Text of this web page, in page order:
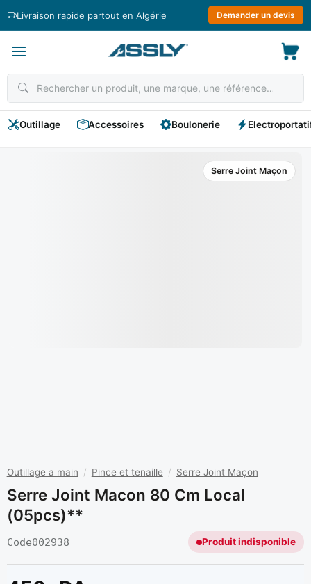
Livraison rapide partout en Algérie Demander un devis
Outillage Accessoires Boulonerie
Serre Joint Maçon
Outillage a main / Pince et tenaille / Serre Joint Maçon
Serre Joint Macon 80 Cm Local
(05pcs)**
Code002938 Produit indisponible